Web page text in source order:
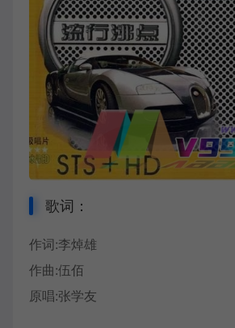
歌词：
作词:李焯雄
作曲:伍佰
原唱:张学友